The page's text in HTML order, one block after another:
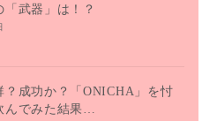
「武器」は！？
？成功か？「ONICHA」を忖
んでみた結果…